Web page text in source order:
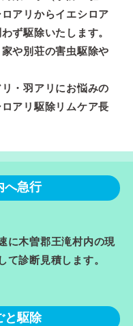
アリからイエシロア
ず駆除いたします。
や別荘の害虫駆除や
・羽アリにお悩みの
アリ駆除リムケア長
へ急行
に木曽郡王滝村内の現
て診断見積します。
と駆除